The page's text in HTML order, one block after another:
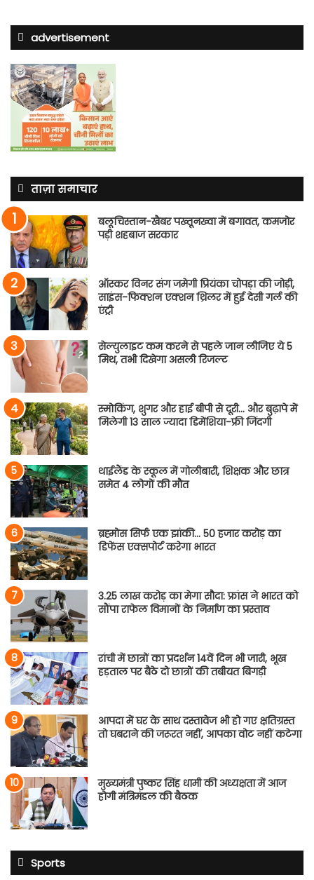
advertisement
ताज़ा समाचार
बलूचिस्तान-खैबर पख्तूनख्वा में बगावत, कमजोर
पड़ी शहबाज सरकार
ऑस्कर विनर संग जमेगी प्रियंका चोपड़ा की जोड़ी,
साइंस-फिक्शन एक्शन थ्रिलर में हुई देसी गर्ल की
एंट्री
सेल्युलाइट कम करने से पहले जान लीजिए ये 5
मिथ, तभी दिखेगा असली रिजल्ट
स्मोकिंग, शुगर और हाई बीपी से दूरी… और बुढ़ापे में
मिलेगी 13 साल ज्यादा डिमेंशिया-फ्री जिंदगी
थाईलैंड के स्कूल में गोलीबारी, शिक्षक और छात्र
समेत 4 लोगों की मौत
ब्रह्मोस सिर्फ एक झांकी… 50 हजार करोड़ का
डिफेंस एक्सपोर्ट करेगा भारत
3.25 लाख करोड़ का मेगा सौदा: फ्रांस ने भारत को
सौंपा राफेल विमानों के निर्माण का प्रस्ताव
रांची में छात्रों का प्रदर्शन 14वें दिन भी जारी, भूख
हड़ताल पर बैठे दो छात्रों की तबीयत बिगड़ी
आपदा में घर के साथ दस्तावेज भी हो गए क्षतिग्रस्त
तो घबराने की जरूरत नहीं, आपका वोट नहीं कटेगा
मुख्यमंत्री पुष्कर सिंह धामी की अध्यक्षता में आज
होगी मंत्रिमंडल की बैठक
Sports